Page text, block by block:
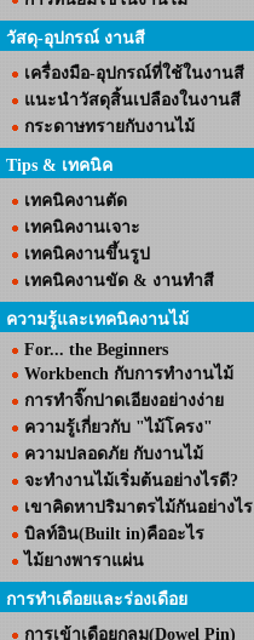
วัสดุ-อุปกรณ์ งานสี
เครื่องมือ-อุปกรณ์ที่ใช้ในงานสี
แนะนำวัสดุสิ้นเปลืองในงานสี
กระดาษทรายกับงานไม้
Tips & เทคนิค
เทคนิคงานตัด
เทคนิคงานเจาะ
เทคนิคงานขึ้นรูป
เทคนิคงานขัด & งานทำสี
ความรู้และเทคนิคงานไม้
For... the Beginners
Workbench กับการทำงานไม้
การทำจิ๊กปาดเอียงอย่างง่าย
ความรู้เกี่ยวกับ "ไม้โครง"
ความปลอดภัย กับงานไม้
จะทำงานไม้เริ่มต้นอย่างไรดี?
เขาคิดหาปริมาตรไม้กันอย่างไร
บิลท์อิน(Built in)คืออะไร
ไม้ยางพาราแผ่น
การทำเดือยและร่องเดือย
การเข้าเดือยกลม(Dowel Pin)